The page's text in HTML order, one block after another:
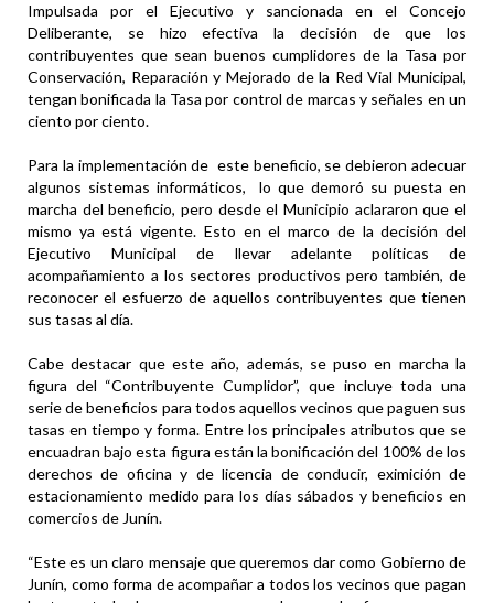
Impulsada por el Ejecutivo y sancionada en el Concejo
Deliberante, se hizo efectiva la decisión de que los
contribuyentes que sean buenos cumplidores de la Tasa por
Conservación, Reparación y Mejorado de la Red Vial Municipal,
tengan bonificada la Tasa por control de marcas y señales en un
ciento por ciento.
Para la implementación de este beneficio, se debieron adecuar
algunos sistemas informáticos, lo que demoró su puesta en
marcha del beneficio, pero desde el Municipio aclararon que el
mismo ya está vigente. Esto en el marco de la decisión del
Ejecutivo Municipal de llevar adelante políticas de
acompañamiento a los sectores productivos pero también, de
reconocer el esfuerzo de aquellos contribuyentes que tienen
sus tasas al día.
Cabe destacar que este año, además, se puso en marcha la
figura del “Contribuyente Cumplidor”, que incluye toda una
serie de beneficios para todos aquellos vecinos que paguen sus
tasas en tiempo y forma. Entre los principales atributos que se
encuadran bajo esta figura están la bonificación del 100% de los
derechos de oficina y de licencia de conducir, eximición de
estacionamiento medido para los días sábados y beneficios en
comercios de Junín.
“Este es un claro mensaje que queremos dar como Gobierno de
Junín, como forma de acompañar a todos los vecinos que pagan